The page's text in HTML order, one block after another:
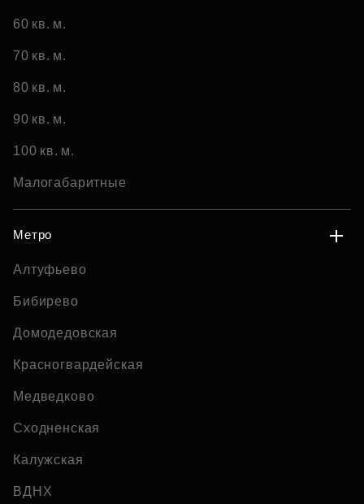
60 кв. м.
70 кв. м.
80 кв. м.
90 кв. м.
100 кв. м.
Малогабаритные
Метро
Алтуфьево
Бибирево
Домодедовская
Красногвардейская
Медведково
Сходненская
Калужская
ВДНХ